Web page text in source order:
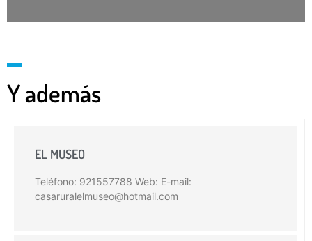
Y además
EL MUSEO
Teléfono: 921557788 Web: E-mail:
casaruralelmuseo@hotmail.com